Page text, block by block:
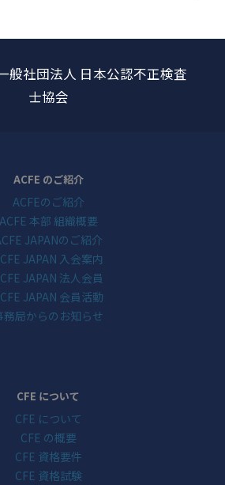
般社団法人 日本公認不正検査
士協会
ACFE のご紹介
ACFEのご紹介
ACFE 本部 組織概要
JAPANのご紹介
JAPAN 入会案内
JAPAN 法人会員
JAPAN 会員活動
務局からのお知らせ
CFE について
CFE について
CFE の概要
CFE 資格要件
CFE 資格試験